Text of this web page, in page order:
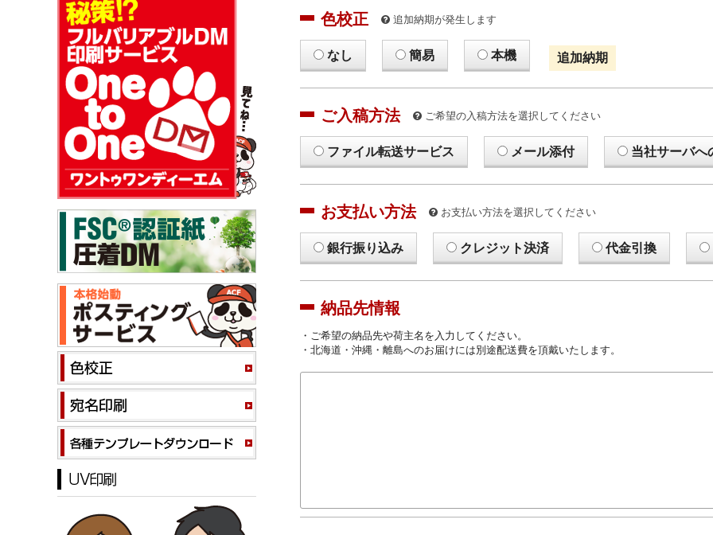
色校正 追加納期が発生します
なし 簡易 本機 追加納期
ご入稿方法 ご希望の入稿方法を選択してください
ファイル転送サービス メール添付 当社サーバへ
お支払い方法 お支払い方法を選択してください
銀行振り込み クレジット決済 代金引換
納品先情報
・ご希望の納品先や荷主名を入力してください。
・北海道・沖縄・離島へのお届けには別途配送費を頂戴いたします。